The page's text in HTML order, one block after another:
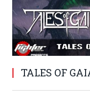
TALES OF